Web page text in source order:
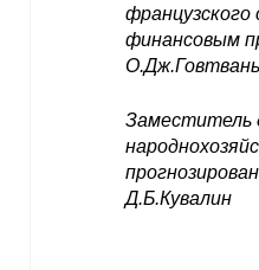
французского
финансовым
О.Дж.Говтвань
Заместитель
Д.Б.Кувалин